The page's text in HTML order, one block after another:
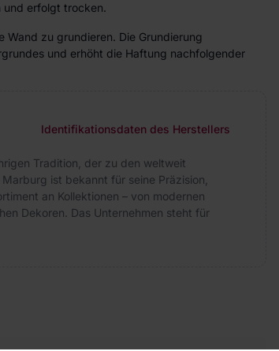
und erfolgt trocken.
Wand zu grundieren. Die Grundierung
und erhöht die Haftung nachfolgender
Identifikationsdaten des Herstellers
Tradition, der zu den weltweit
ist bekannt für seine Präzision,
an Kollektionen – von modernen
Dekoren. Das Unternehmen steht für